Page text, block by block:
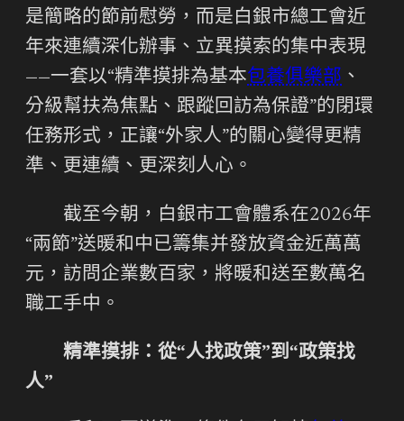
是簡略的節前慰勞，而是白銀市總工會近
年來連續深化辦事、立異摸索的集中表現
——一套以“精準摸排為基本包養俱樂部 、
分級幫扶為焦點、跟蹤回訪為保證”的閉環
任務形式，正讓“外家人”的關心變得更精
準、更連續、更深刻人心。
截至今朝，白銀市工會體系在2026年
“兩節”送暖和中已籌集并發放資金近萬萬
元，訪問企業數百家，將暖和送至數萬名
職工手中。
精準摸排：從“人找政策”到“政策找
人”